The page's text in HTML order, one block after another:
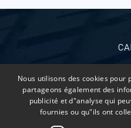
Nous utilisons des cookies
partageons également des
publicité et d"analyse qui
fournies ou qu"ils ont